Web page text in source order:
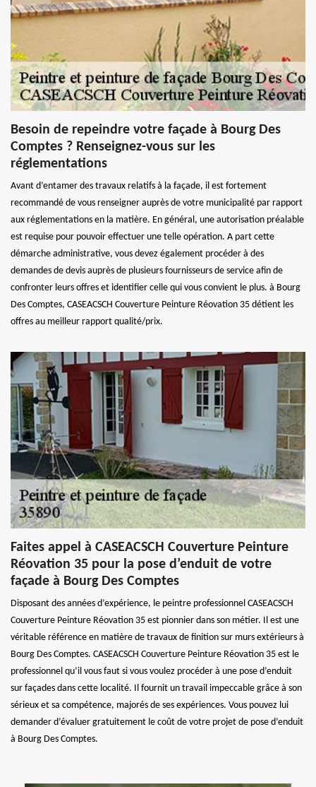
Besoin de repeindre votre façade à Bourg Des
Comptes ? Renseignez-vous sur les
réglementations
Avant d’entamer des travaux relatifs à la façade, il est fortement
recommandé de vous renseigner auprès de votre municipalité par rapport
aux réglementations en la matière. En général, une autorisation préalable
est requise pour pouvoir effectuer une telle opération. A part cette
démarche administrative, vous devez également procéder à des
demandes de devis auprès de plusieurs fournisseurs de service afin de
confronter leurs offres et identifier celle qui vous convient le plus. à Bourg
Des Comptes, CASEACSCH Couverture Peinture Réovation 35 détient les
offres au meilleur rapport qualité/prix.
Faites appel à CASEACSCH Couverture Peinture
Réovation 35 pour la pose d’enduit de votre
façade à Bourg Des Comptes
Disposant des années d’expérience, le peintre professionnel CASEACSCH
Couverture Peinture Réovation 35 est pionnier dans son métier. Il est une
véritable référence en matière de travaux de finition sur murs extérieurs à
Bourg Des Comptes. CASEACSCH Couverture Peinture Réovation 35 est le
professionnel qu’il vous faut si vous voulez procéder à une pose d’enduit
sur façades dans cette localité. Il fournit un travail impeccable grâce à son
sérieux et sa compétence, majorés de ses expériences. Vous pouvez lui
demander d’évaluer gratuitement le coût de votre projet de pose d’enduit
à Bourg Des Comptes.